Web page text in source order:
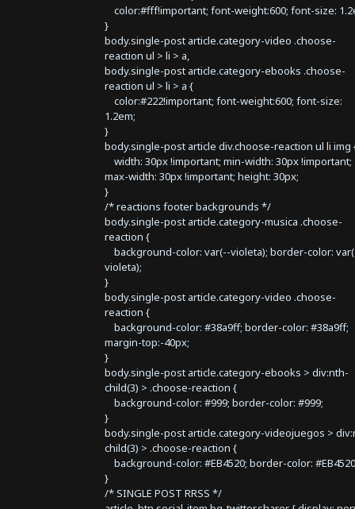
color:#fff!important; font-weight:600; font-size:
}
body.single-post article.category-video .choose-
reaction ul > li > a,
body.single-post article.category-ebooks .choose-
reaction ul > li > a {
color:#222!important; font-weight:600; font-size:
1.2em;
}
body.single-post article div.choose-reaction ul li img
width: 30px !important; min-width: 30px !important;
max-width: 30px !important; height: 30px;
}
/* reactions footer backgrounds */
body.single-post article.category-musica .choose-
reaction {
background-color: var(--violeta); border-color:
violeta);
}
body.single-post article.category-video .choose-
reaction {
background-color: #38a9ff; border-color: #38a9ff;
margin-top:-40px;
}
body.single-post article.category-ebooks > div:nth-
child(3) > .choose-reaction {
background-color: #999; border-color: #999;
}
body.single-post article.category-videojuegos >
child(3) > .choose-reaction {
background-color: #EB4520; border-color:
}
/* SINGLE POST RRSS */